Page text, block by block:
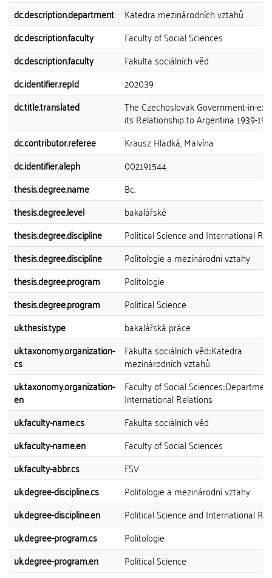
dc.description.department
Katedra mezinárodních vztahů
dc.description.faculty
Faculty of Social Sciences
dc.description.faculty
Fakulta sociálních věd
dc.identifier.repId
202039
dc.title.translated
The Czechoslovak Government-in-
its Relationship to Argentina 1939-
dc.contributor.referee
Krausz Hladká, Malvína
dc.identifier.aleph
002191544
thesis.degree.name
Bc.
thesis.degree.level
bakalářské
thesis.degree.discipline
Political Science and International
thesis.degree.discipline
Politologie a mezinárodní vztahy
thesis.degree.program
Politologie
thesis.degree.program
Political Science
uk.thesis.type
bakalářská práce
uk.taxonomy.organization-
cs
Fakulta sociálních věd::Katedra
mezinárodních vztahů
uk.taxonomy.organization-
en
Faculty of Social
International Relations
uk.faculty-name.cs
Fakulta sociálních věd
uk.faculty-name.en
Faculty of Social Sciences
uk.faculty-abbr.cs
FSV
uk.degree-discipline.cs
Politologie a mezinárodní vztahy
uk.degree-discipline.en
Political Science and International
uk.degree-program.cs
Politologie
uk.degree-program.en
Political Science